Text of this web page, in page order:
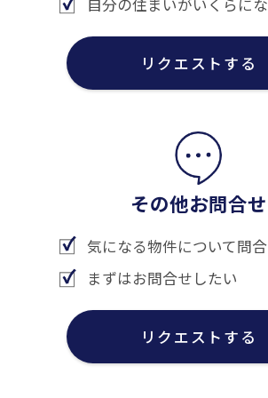
自分の住まいがいくらに
リクエストする
その他お問合せ
気になる物件について問
まずはお問合せしたい
リクエストする